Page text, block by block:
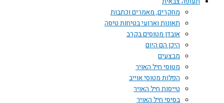
מחקרים, מאמרים וכתבות
תאונות וארועי בטיחות טיסה
אובדן מטוסים בקרב
היכן הם היום
מבצעים
מטוסי חיל האויר
הפלות מטוסי אוייב
טייסות חיל האויר
בסיסי חיל האויר